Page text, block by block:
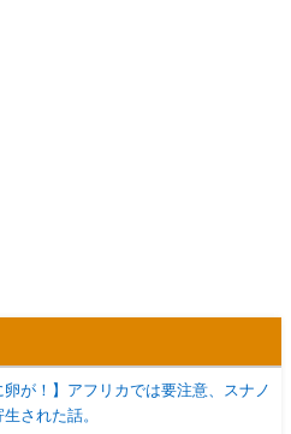
卵が！】アフリカでは要注意、スナノ
生された話。